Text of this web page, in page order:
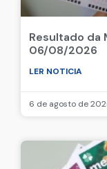
Resultado da
06/08/2026
LER NOTICIA
6 de agosto de